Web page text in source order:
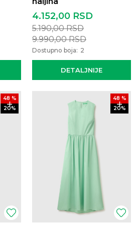
DETALJNIJE
4.152,00 RSD
5.190,00RSD
9.990,00RSD
Dostupno boja: 2
48 %
20%
48 %
20%